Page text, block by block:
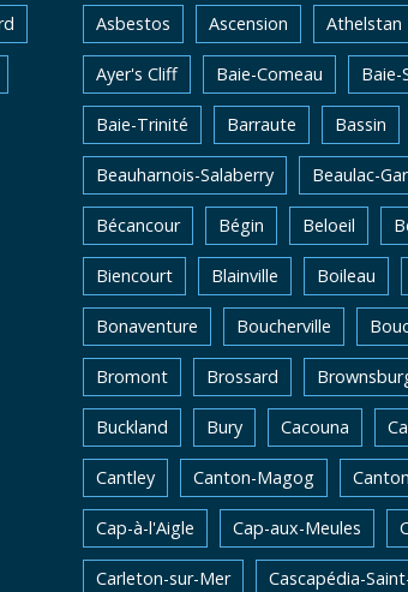
Asbestos Ascension Athelstan
Ayer's Cliff Baie-Comeau Baie-
Baie-Trinité Barraute Bassin
Beauharnois-Salaberry Beaulac-
Bécancour Bégin Beloeil
Biencourt Blainville Boileau
Bonaventure Boucherville
Bromont Brossard
Buckland Bury Cacouna
Cantley Canton-Magog
Cap-à-l'Aigle Cap-aux-Meules
Carleton-sur-Mer Cascapédia-